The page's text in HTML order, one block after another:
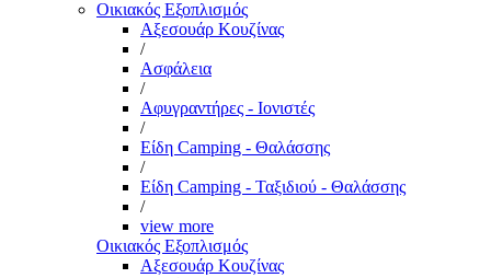
Οικιακός Εξοπλισμός
Αξεσουάρ Κουζίνας
/
Ασφάλεια
/
Αφυγραντήρες - Ιονιστές
/
Είδη Camping - Θαλάσσης
/
Είδη Camping - Ταξιδιού - Θαλάσσης
/
view more
Οικιακός Εξοπλισμός
Αξεσουάρ Κουζίνας